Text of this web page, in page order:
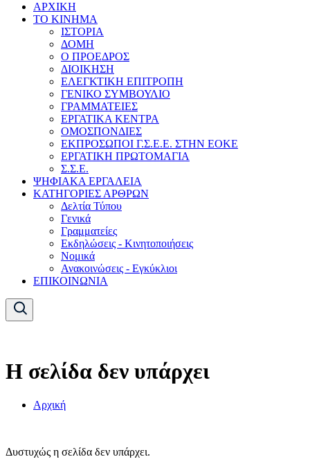
ΑΡΧΙΚΗ
ΤΟ ΚΙΝΗΜΑ
ΙΣΤΟΡΙΑ
ΔΟΜΗ
Ο ΠΡΟΕΔΡΟΣ
ΔΙΟΙΚΗΣΗ
ΕΛΕΓΚΤΙΚΗ ΕΠΙΤΡΟΠΗ
ΓΕΝΙΚΟ ΣΥΜΒΟΥΛΙΟ
ΓΡΑΜΜΑΤΕΙΕΣ
ΕΡΓΑΤΙΚΑ ΚΕΝΤΡΑ
ΟΜΟΣΠΟΝΔΙΕΣ
ΕΚΠΡΟΣΩΠΟΙ Γ.Σ.Ε.Ε. ΣΤΗΝ ΕΟΚΕ
ΕΡΓΑΤΙΚΗ ΠΡΩΤΟΜΑΓΙΑ
Σ.Σ.Ε.
ΨΗΦΙΑΚΑ ΕΡΓΑΛΕΙΑ
ΚΑΤΗΓΟΡΙΕΣ ΑΡΘΡΩΝ
Δελτία Τύπου
Γενικά
Γραμματείες
Εκδηλώσεις - Κινητοποιήσεις
Νομικά
Ανακοινώσεις - Εγκύκλιοι
ΕΠΙΚΟΙΝΩΝΙΑ
Η σελίδα δεν υπάρχει
Αρχική
Δυστυχώς η σελίδα δεν υπάρχει.